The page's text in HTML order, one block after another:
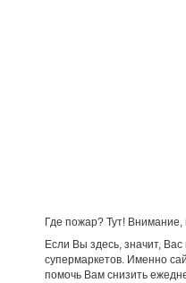
Где пожар? Тут! Внимание,
Если Вы здесь, значит, Вас
супермаркетов. Именно
помочь Вам снизить